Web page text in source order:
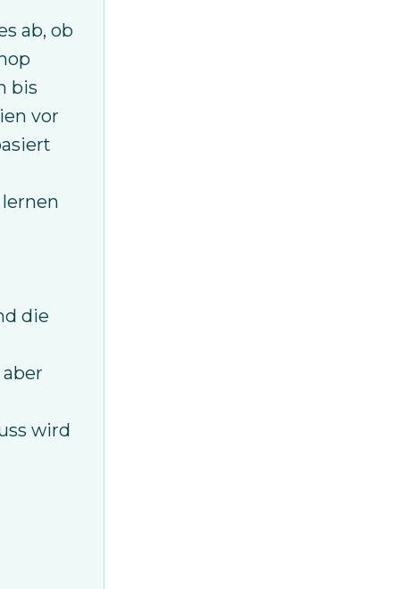
ab, ob
bis
vor
die
wird